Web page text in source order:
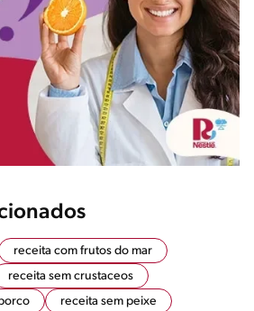
receita com frutos do mar
receita sem crustaceos
receita sem peixe